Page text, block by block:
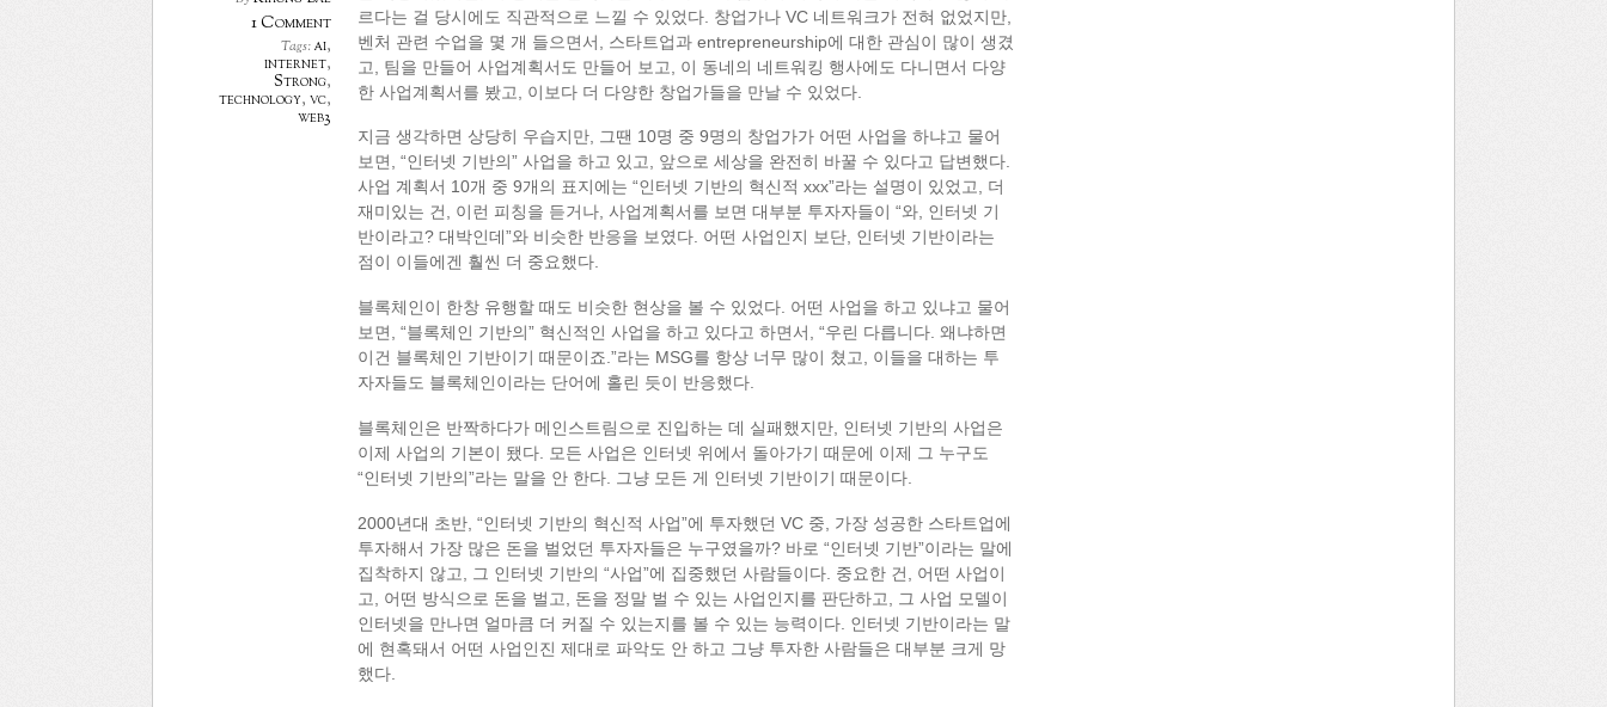
1 Comment
Tags:ai,
internet,
Strong,
technology, vc,
web3
르다는 걸 당시에도 직관적으로 느낄 수 있었다. 창업가나 VC 네트워크가 전혀 없었지만,
벤처 관련 수업을 몇 개 들으면서, 스타트업과 entrepreneurship에 대한 관심이 많이 생겼
고, 팀을 만들어 사업계획서도 만들어 보고, 이 동네의 네트워킹 행사에도 다니면서 다양
한 사업계획서를 봤고, 이보다 더 다양한 창업가들을 만날 수 있었다.
지금 생각하면 상당히 우습지만, 그땐 10명 중 9명의 창업가가 어떤 사업을 하냐고 물어
보면, “인터넷 기반의” 사업을 하고 있고, 앞으로 세상을 완전히 바꿀 수 있다고 답변했다.
사업 계획서 10개 중 9개의 표지에는 “인터넷 기반의 혁신적 xxx”라는 설명이 있었고, 더
재미있는 건, 이런 피칭을 듣거나, 사업계획서를 보면 대부분 투자자들이 “와, 인터넷 기
반이라고? 대박인데”와 비슷한 반응을 보였다. 어떤 사업인지 보단, 인터넷 기반이라는
점이 이들에겐 훨씬 더 중요했다.
블록체인이 한창 유행할 때도 비슷한 현상을 볼 수 있었다. 어떤 사업을 하고 있냐고 물어
보면, “블록체인 기반의” 혁신적인 사업을 하고 있다고 하면서, “우린 다릅니다. 왜냐하면
이건 블록체인 기반이기 때문이죠.”라는 MSG를 항상 너무 많이 쳤고, 이들을 대하는 투
자자들도 블록체인이라는 단어에 홀린 듯이 반응했다.
블록체인은 반짝하다가 메인스트림으로 진입하는 데 실패했지만, 인터넷 기반의 사업은
이제 사업의 기본이 됐다. 모든 사업은 인터넷 위에서 돌아가기 때문에 이제 그 누구도
“인터넷 기반의”라는 말을 안 한다. 그냥 모든 게 인터넷 기반이기 때문이다.
2000년대 초반, “인터넷 기반의 혁신적 사업”에 투자했던 VC 중, 가장 성공한 스타트업에
투자해서 가장 많은 돈을 벌었던 투자자들은 누구였을까? 바로 “인터넷 기반”이라는 말에
집착하지 않고, 그 인터넷 기반의 “사업”에 집중했던 사람들이다. 중요한 건, 어떤 사업이
고, 어떤 방식으로 돈을 벌고, 돈을 정말 벌 수 있는 사업인지를 판단하고, 그 사업 모델이
인터넷을 만나면 얼마큼 더 커질 수 있는지를 볼 수 있는 능력이다. 인터넷 기반이라는 말
에 현혹돼서 어떤 사업인진 제대로 파악도 안 하고 그냥 투자한 사람들은 대부분 크게 망
했다.